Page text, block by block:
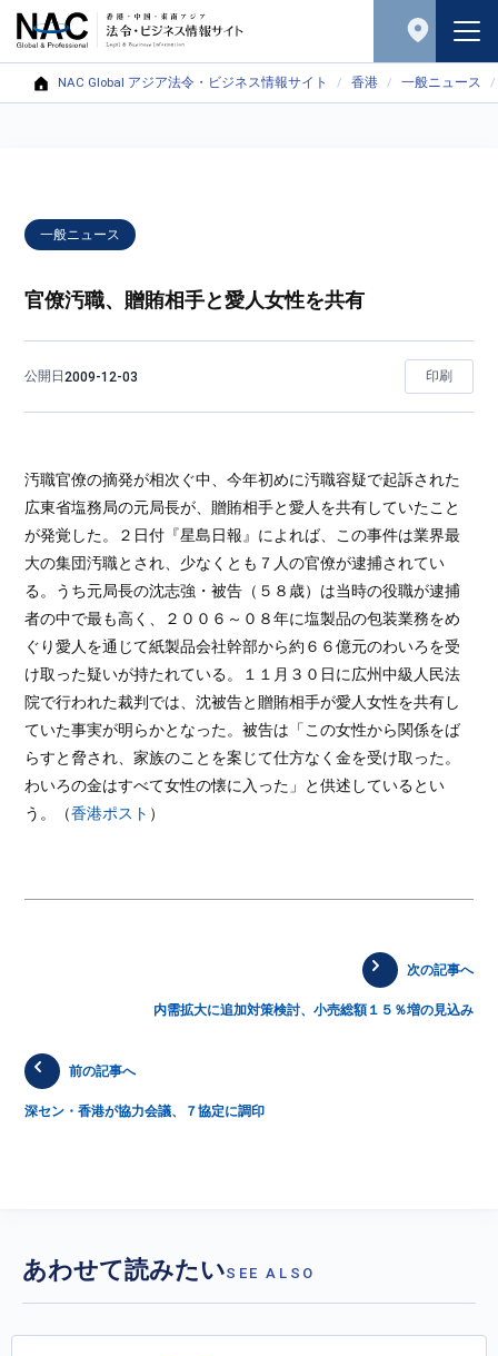
NAC Global アジア法令・ビジネス情報サイト 香港 一般ニュース
一般ニュース
官僚汚職、贈賄相手と愛人女性を共有
公開日2009-12-03 印刷
汚職官僚の摘発が相次ぐ中、今年初めに汚職容疑で起訴された
広東省塩務局の元局長が、贈賄相手と愛人を共有していたこと
が発覚した。２日付『星島日報』によれば、この事件は業界最
大の集団汚職とされ、少なくとも７人の官僚が逮捕されてい
る。うち元局長の沈志強・被告（５８歳）は当時の役職が逮捕
者の中で最も高く、２００６～０８年に塩製品の包装業務をめ
ぐり愛人を通じて紙製品会社幹部から約６６億元のわいろを受
け取った疑いが持たれている。１１月３０日に広州中級人民法
院で行われた裁判では、沈被告と贈賄相手が愛人女性を共有し
ていた事実が明らかとなった。被告は「この女性から関係をば
らすと脅され、家族のことを案じて仕方なく金を受け取った。
わいろの金はすべて女性の懐に入った」と供述しているとい
う。（香港ポスト ）
次の記事へ
内需拡大に追加対策検討、小売総額１５％増の見込み
前の記事へ
深セン・香港が協力会議、７協定に調印
あわせて読みたいSEE ALSO